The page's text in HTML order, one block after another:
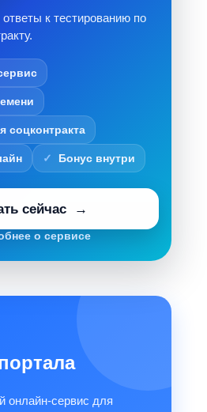
к тестированию по
соцконтракта
Бонус внутри
сейчас
о сервисе
онлайн-сервис для